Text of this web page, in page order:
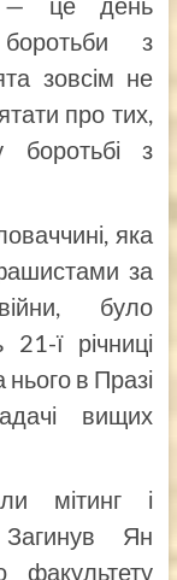
з
зовсім не
про тих,
з
яка
за
було
21-ї річниці
в Празі
вищих
мітинг і
Загинув Ян
факультету